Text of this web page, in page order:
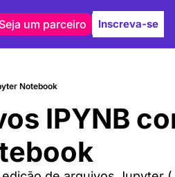
Autores
Seja um parceiro Inscreva-se
Notebook
IPYNB